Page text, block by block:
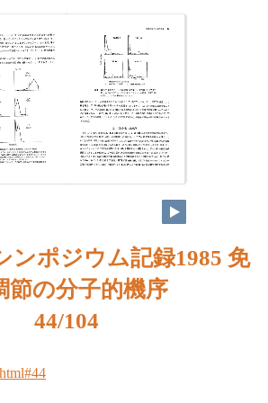
ンポジウム記録1985 免
節の分子的機序
44/104